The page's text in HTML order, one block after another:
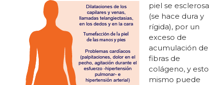
piel se esclerosa
(se hace dura y
rígida), por un
exceso de
acumulación de
fibras de
colágeno, y esto
mismo puede